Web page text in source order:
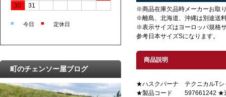
※商品在庫欠品時メーカーお取
※離島、北海道、沖縄は別途送
※表示サイズはヨーロッパ規格
参考日本サイズSになります。
商品説明
★ハスクバーナ テクニカルTシ
★製品コード 597661242 ★透
30
31
■ 今日 ■ 定休日
町のチェンソー屋ブログ